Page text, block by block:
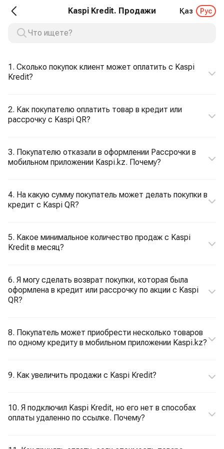
Kaspi Kredit. Продажи Қаз Рус
1. Сколько покупок клиент может оплатить c Kaspi
Kredit?
2. Как покупателю оплатить товар в кредит или
рассрочку с Kaspi QR?
3. Покупателю отказали в оформлении Рассрочки в
мобильном приложении Kaspi.kz. Почему?
4. На какую сумму покупатель может делать покупки в
кредит c Kaspi QR?
5. Какое минимальное количество продаж с Kaspi
Kredit в месяц?
6. Я могу сделать возврат покупки, которая была
оформлена в кредит или рассрочку по акции с Kaspi
QR?
8. Покупатель может приобрести несколько товаров
по одному кредиту в мобильном приложении Kaspi.kz?
9. Как увеличить продажи с Kaspi Kredit?
10. Я подключил Kaspi Kredit, но его нет в способах
оплаты удаленно по ссылке. Почему?